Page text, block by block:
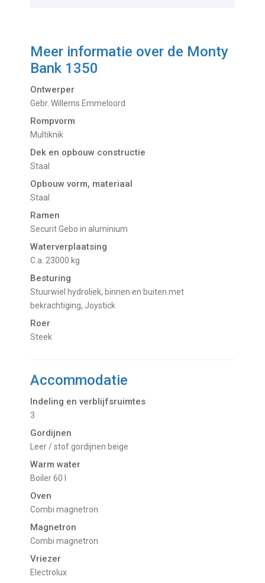
Meer informatie over de Monty
Bank 1350
Ontwerper
Gebr. Willems Emmeloord
Rompvorm
Multiknik
Dek en opbouw constructie
Staal
Opbouw vorm, materiaal
Staal
Ramen
Securit Gebo in aluminium
Waterverplaatsing
C.a. 23000 kg
Besturing
Stuurwiel hydroliek, binnen en buiten met
bekrachtiging, Joystick
Roer
Steek
Accommodatie
Indeling en verblijfsruimtes
3
Gordijnen
Leer / stof gordijnen beige
Warm water
Boiler 60 l
Oven
Combi magnetron
Magnetron
Combi magnetron
Vriezer
Electrolux